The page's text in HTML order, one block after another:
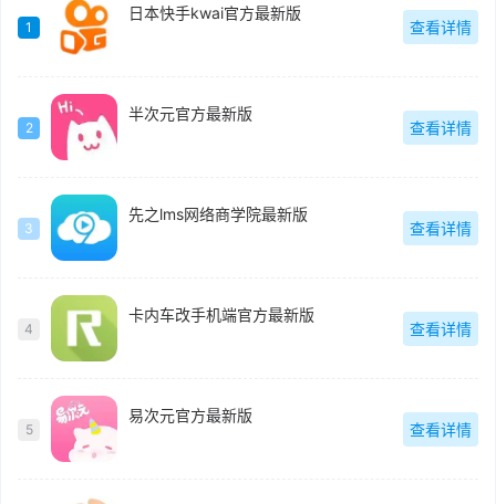
1
日本快手kwai官方最新版
查看详情
2
半次元官方最新版
查看详情
3
先之lms网络商学院最新版
查看详情
4
卡内车改手机端官方最新版
查看详情
5
易次元官方最新版
查看详情